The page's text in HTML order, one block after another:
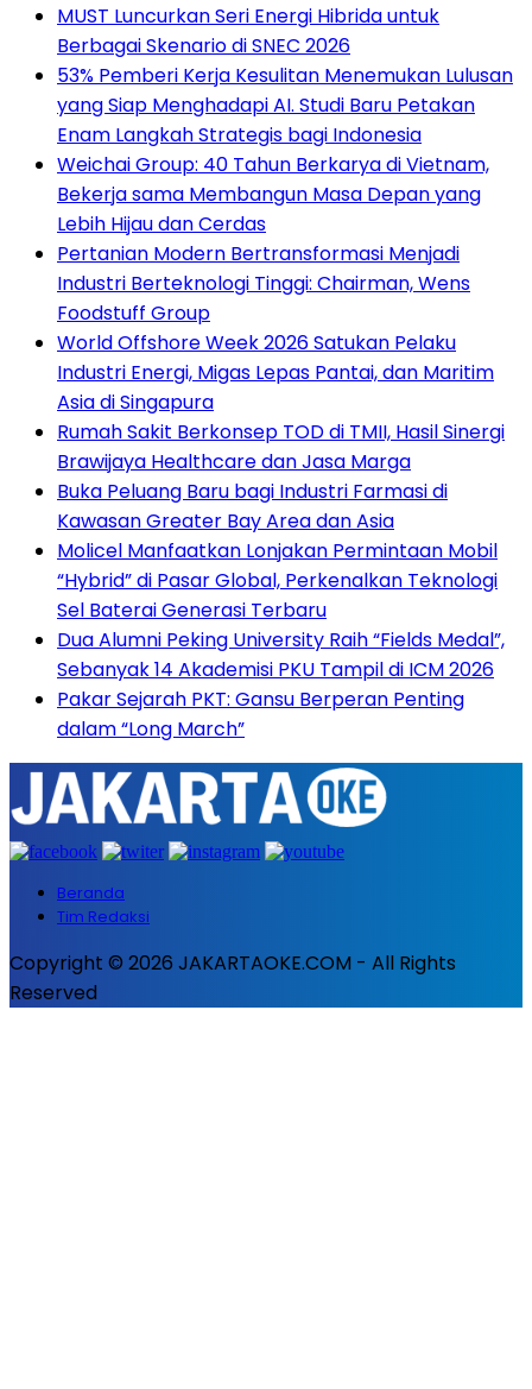
MUST Luncurkan Seri Energi Hibrida untuk
Berbagai Skenario di SNEC 2026
53% Pemberi Kerja Kesulitan Menemukan Lulusan
yang Siap Menghadapi AI. Studi Baru Petakan
Enam Langkah Strategis bagi Indonesia
Weichai Group: 40 Tahun Berkarya di Vietnam,
Bekerja sama Membangun Masa Depan yang
Lebih Hijau dan Cerdas
Pertanian Modern Bertransformasi Menjadi
Industri Berteknologi Tinggi: Chairman, Wens
Foodstuff Group
World Offshore Week 2026 Satukan Pelaku
Industri Energi, Migas Lepas Pantai, dan Maritim
Asia di Singapura
Rumah Sakit Berkonsep TOD di TMII, Hasil Sinergi
Brawijaya Healthcare dan Jasa Marga
Buka Peluang Baru bagi Industri Farmasi di
Kawasan Greater Bay Area dan Asia
Molicel Manfaatkan Lonjakan Permintaan Mobil
“Hybrid” di Pasar Global, Perkenalkan Teknologi
Sel Baterai Generasi Terbaru
Dua Alumni Peking University Raih “Fields Medal”,
Sebanyak 14 Akademisi PKU Tampil di ICM 2026
Pakar Sejarah PKT: Gansu Berperan Penting
dalam “Long March”
Beranda
Tim Redaksi
Copyright © 2026 JAKARTAOKE.COM - All Rights
Reserved